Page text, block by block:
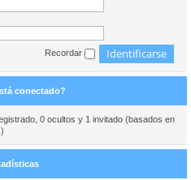
Recordar
conectado?
0 ocultos y 1 invitado (basados en